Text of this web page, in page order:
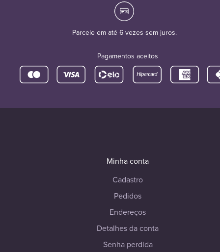
Parcele em até 6 vezes sem juros.
Pagamentos aceitos
Minha conta
Cadastro
Pedidos
Endereços
Detalhes da conta
Senha perdida